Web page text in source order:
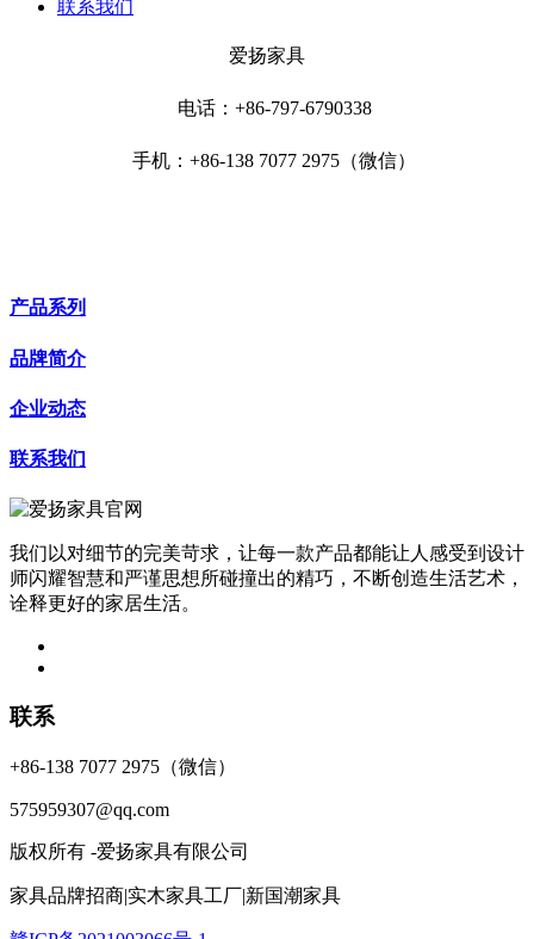
联系我们
爱扬家具
电话：+86-797-6790338
手机：+86-138 7077 2975（微信）
产品系列
品牌简介
企业动态
联系我们
我们以对细节的完美苛求，让每一款产品都能让人感受到设计
师闪耀智慧和严谨思想所碰撞出的精巧，不断创造生活艺术，
诠释更好的家居生活。
联系
+86-138 7077 2975（微信）
575959307@qq.com
版权所有 -爱扬家具有限公司
家具品牌招商|实木家具工厂|新国潮家具